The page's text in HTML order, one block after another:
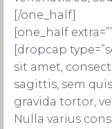
[/one_half]
[one_half
[dropcap
sit amet,
sagittis, sem
gravida tortor,
Nulla varius